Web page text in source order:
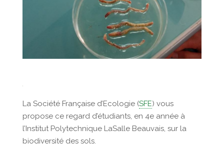
La Société Française d’Ecologie (SFE) vous
propose ce regard d’étudiants, en 4e année à
l’Institut Polytechnique LaSalle Beauvais, sur la
biodiversité des sols.